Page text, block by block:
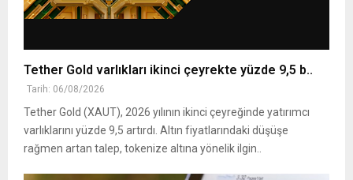
Tether Gold varlıkları ikinci çeyrekte yüzde 9,5 b..
Tarih: 06/08/2026
Tether Gold (XAUT), 2026 yılının ikinci çeyreğinde yatırımcı
varlıklarını yüzde 9,5 artırdı. Altın fiyatlarındaki düşüşe
rağmen artan talep, tokenize altına yönelik ilgin..